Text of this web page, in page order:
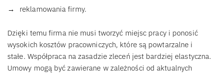
reklamowania firmy.
Dzięki temu firma nie musi tworzyć miejsc pracy i ponosić
wysokich kosztów pracowniczych, które są powtarzalne i
stałe. Współpraca na zasadzie zleceń jest bardziej elastyczna.
Umowy mogą być zawierane w zależności od aktualnych